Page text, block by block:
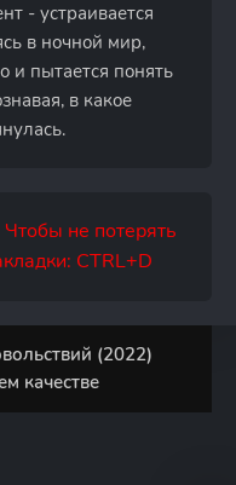
- устраивается
в ночной мир,
и пытается понять
в какое
не потерять
CTRL+D
(2022)
качестве